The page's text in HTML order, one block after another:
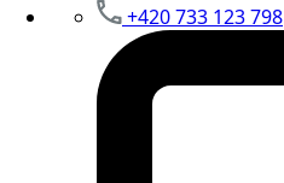
+420 733 123 798